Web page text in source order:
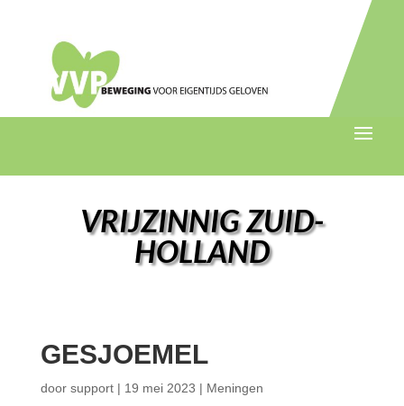
VRIJZINNIG ZUID-
HOLLAND
GESJOEMEL
door support| 19 mei 2023 | Meningen